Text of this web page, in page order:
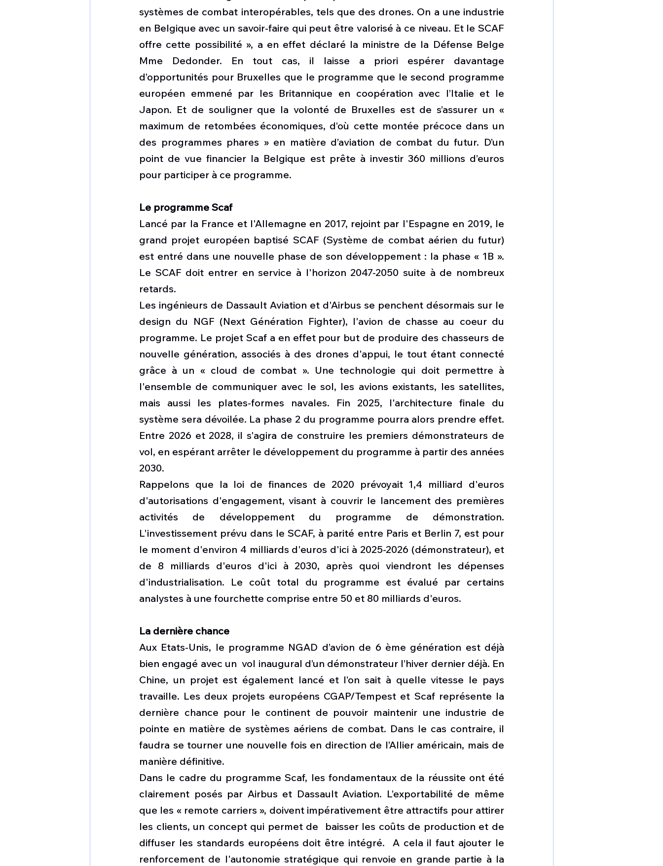
systèmes de combat interopérables, tels que des drones. On a une industrie
en Belgique avec un savoir-faire qui peut être valorisé à ce niveau. Et le SCAF
offre cette possibilité », a en effet déclaré la ministre de la Défense Belge
Mme Dedonder. En tout cas, il laisse a priori espérer davantage
d’opportunités pour Bruxelles que le programme que le second programme
européen emmené par les Britannique en coopération avec l’Italie et le
Japon. Et de souligner que la volonté de Bruxelles est de s’assurer un «
maximum de retombées économiques, d’où cette montée précoce dans un
des programmes phares » en matière d’aviation de combat du futur. D’un
point de vue financier la Belgique est prête à investir 360 millions d’euros
pour participer à ce programme.
Le programme Scaf
Lancé par la France et l'Allemagne en 2017, rejoint par l'Espagne en 2019, le
grand projet européen baptisé SCAF (Système de combat aérien du futur)
est entré dans une nouvelle phase de son développement : la phase « 1B ».
Le SCAF doit entrer en service à l'horizon 2047-2050 suite à de nombreux
retards.
Les ingénieurs de Dassault Aviation et d'Airbus se penchent désormais sur le
design du NGF (Next Génération Fighter), l'avion de chasse au coeur du
programme. Le projet Scaf a en effet pour but de produire des chasseurs de
nouvelle génération, associés à des drones d'appui, le tout étant connecté
grâce à un « cloud de combat ». Une technologie qui doit permettre à
l'ensemble de communiquer avec le sol, les avions existants, les satellites,
mais aussi les plates-formes navales. Fin 2025, l'architecture finale du
système sera dévoilée. La phase 2 du programme pourra alors prendre effet.
Entre 2026 et 2028, il s'agira de construire les premiers démonstrateurs de
vol, en espérant arrêter le développement du programme à partir des années
2030.
Rappelons que la loi de finances de 2020 prévoyait 1,4 milliard d'euros
d'autorisations d'engagement, visant à couvrir le lancement des premières
activités de développement du programme de démonstration.
L'investissement prévu dans le SCAF, à parité entre Paris et Berlin 7, est pour
le moment d'environ 4 milliards d'euros d'ici à 2025-2026 (démonstrateur), et
de 8 milliards d'euros d'ici à 2030, après quoi viendront les dépenses
d'industrialisation. Le coût total du programme est évalué par certains
analystes à une fourchette comprise entre 50 et 80 milliards d'euros.
La dernière chance
Aux Etats-Unis, le programme NGAD d’avion de 6 ème génération est déjà
bien engagé avec un  vol inaugural d’un démonstrateur l’hiver dernier déjà. En
Chine, un projet est également lancé et l’on sait à quelle vitesse le pays
travaille. Les deux projets européens CGAP/Tempest et Scaf représente la
dernière chance pour le continent de pouvoir maintenir une industrie de
pointe en matière de systèmes aériens de combat. Dans le cas contraire, il
faudra se tourner une nouvelle fois en direction de l’Allier américain, mais de
manière définitive.
Dans le cadre du programme Scaf, les fondamentaux de la réussite ont été
clairement posés par Airbus et Dassault Aviation. L’exportabilité de même
que les « remote carriers », doivent impérativement être attractifs pour attirer
les clients, un concept qui permet de  baisser les coûts de production et de
diffuser les standards européens doit être intégré.  A cela il faut ajouter le
renforcement de l'autonomie stratégique qui renvoie en grande partie à la